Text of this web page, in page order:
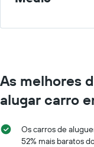
As melhores
alugar carro
Os carros de
52% mais baratos